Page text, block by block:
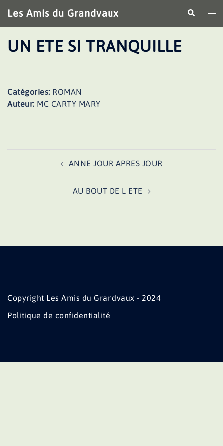
au
contenu
Les Amis du Grandvaux
le
UN ETE SI TRANQUILLE
Catégories: ROMAN
Auteur: MC CARTY MARY
ANNE JOUR APRES JOUR
AU BOUT DE L ETE
Copyright Les Amis du Grandvaux - 2024
Politique de confidentialité